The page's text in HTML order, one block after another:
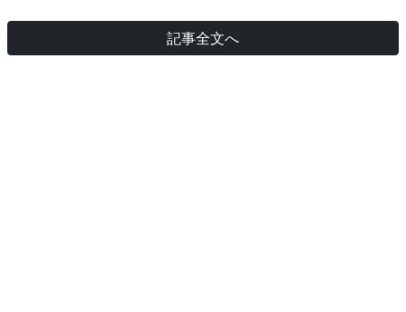
記事全文へ